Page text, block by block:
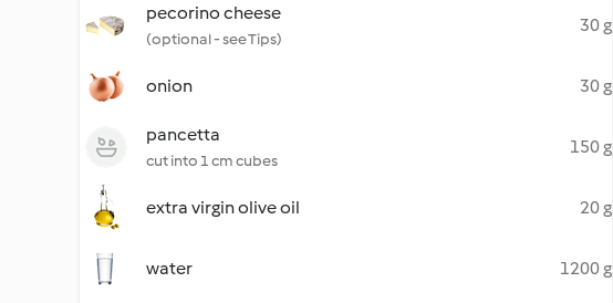
pecorino cheese
(optional - see Tips)
30 g
onion 30 g
pancetta
cut into 1 cm cubes
150 g
extra virgin olive oil 20 g
water 1200 g